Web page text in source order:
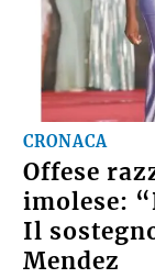
CRONACA
Offese
imolese:
Il
Mendez